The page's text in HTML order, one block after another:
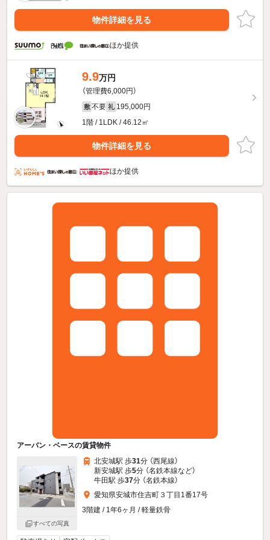
物件詳細を見る
ほか提供
9.9万円
（管理費6,000円）
敷 不要 礼 195,000円
1階 / 1LDK / 46.12㎡
物件詳細を見る
ほか提供
アーバン・ベースの賃貸物件
すべての写真
北安城駅 歩31分 （西尾線）
新安城駅 歩5分 （名鉄本線など）
牛田駅 歩37分 （名鉄本線）
愛知県安城市住吉町３丁目1番17号
3階建 / 1年6ヶ月 / 軽量鉄骨